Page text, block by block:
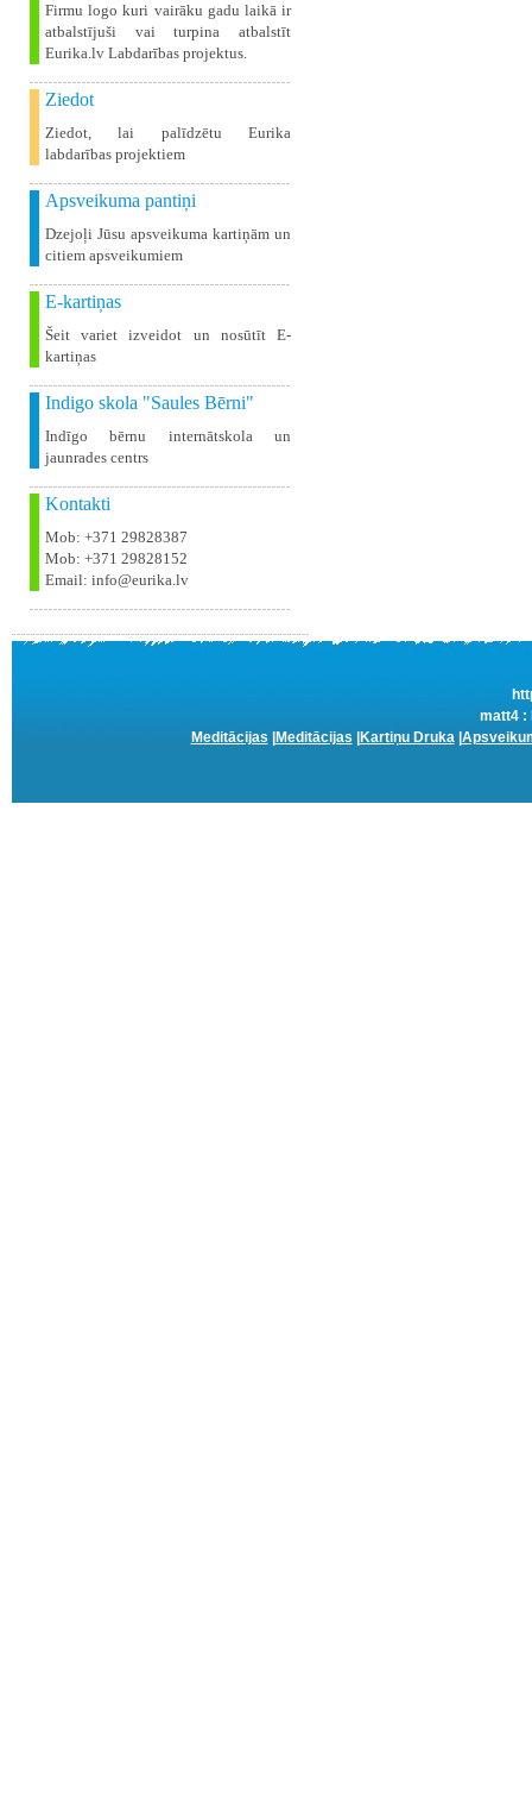
Firmu logo kuri vairāku gadu laikā ir
atbalstījuši vai turpina atbalstīt
Eurika.lv Labdarības projektus.
Ziedot
Ziedot, lai palīdzētu Eurika
labdarības projektiem
Apsveikuma pantiņi
Dzejoļi Jūsu apsveikuma kartiņām un
citiem apsveikumiem
E-kartiņas
Šeit variet izveidot un nosūtīt E-
kartiņas
Indigo skola "Saules Bērni"
Indīgo bērnu internātskola un
jaunrades centrs
Kontakti
Mob: +371 29828387
Mob: +371 29828152
Email: info@eurika.lv
matt4 :
Meditācijas
Meditācijas Kartiņu Druka|